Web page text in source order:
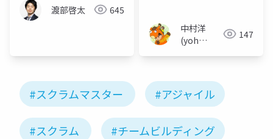
渡部啓太 645
中村洋
(yoh
147
#スクラムマスター #アジャイル
#スクラム #チームビルディング